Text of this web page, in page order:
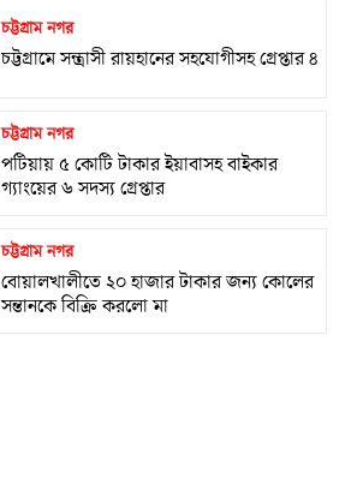
চট্টগ্রাম নগর
চট্টগ্রামে সন্ত্রাসী রায়হানের সহযোগীসহ গ্রেপ্তার ৪
চট্টগ্রাম নগর
পটিয়ায় ৫ কোটি টাকার ইয়াবাসহ বাইকার
গ্যাংয়ের ৬ সদস্য গ্রেপ্তার
চট্টগ্রাম নগর
বোয়ালখালীতে ২০ হাজার টাকার জন্য কোলের
সন্তানকে বিক্রি করলো মা